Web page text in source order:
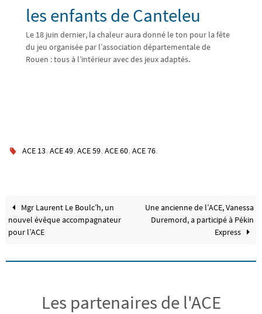
les enfants de Canteleu
Le 18 juin dernier, la chaleur aura donné le ton pour la fête
du jeu organisée par l’association départementale de
Rouen : tous à l’intérieur avec des jeux adaptés.
ACE 13,ACE 49,ACE 59,ACE 60,ACE 76.
Mgr Laurent Le Boulc’h, un
nouvel évêque accompagnateur
pour l’ACE
Une ancienne de l’ACE, Vanessa
Duremord, a participé à Pékin
Express
Les partenaires de l'ACE